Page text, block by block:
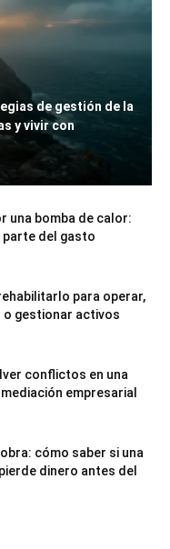
de gestión de la
y vivir con
una bomba de calor:
parte del gasto
para operar,
o gestionar activos
conflictos en una
empresarial
cómo saber si una
dinero antes del